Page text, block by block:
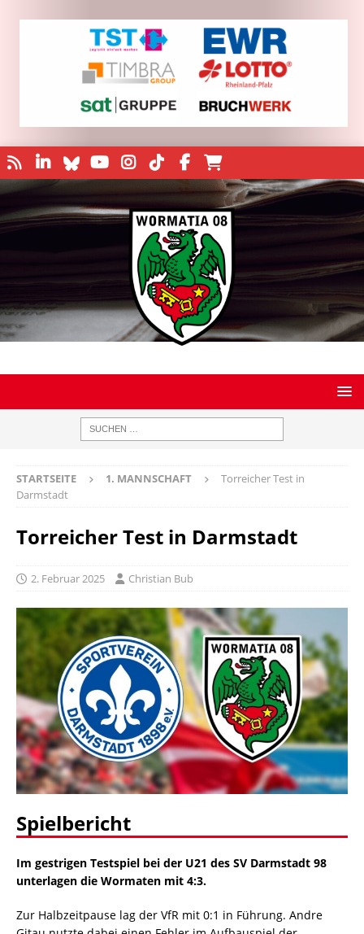
STARTSEITE 1. MANNSCHAFT
Torreicher Test in
Darmstadt
Torreicher Test in Darmstadt
2. Februar 2025 Christian Bub
Spielbericht
Im gestrigen Testspiel bei der U21 des SV Darmstadt 98
unterlagen die Wormaten mit 4:3.
Zur Halbzeitpause lag der VfR mit 0:1 in Führung. Andre